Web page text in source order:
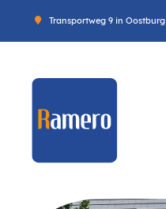
Transportweg 9 in Oostburg